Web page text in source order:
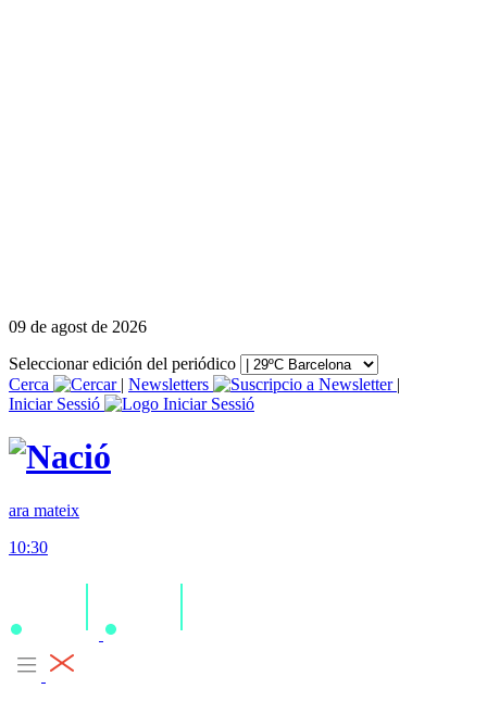
09 de agost de 2026
Seleccionar edición del periódico
Cerca
| Newsletters
|
Iniciar Sessió
ara mateix
10:30